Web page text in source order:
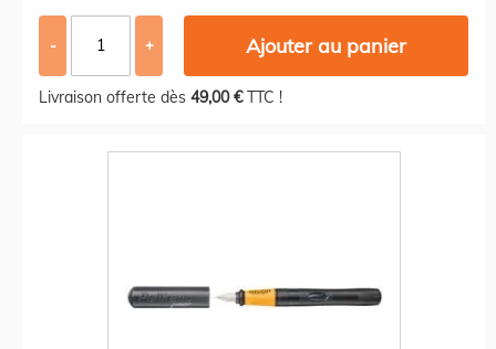
- + Ajouter au panier
Livraison offerte dès 49,00 €TTC !